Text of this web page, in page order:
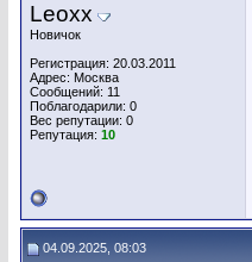
Leoxx
Новичок
Регистрация: 20.03.2011
Адрес: Москва
Сообщений: 11
Поблагодарили: 0
Вес репутации: 0
Репутация: 10
04.09.2025, 08:03